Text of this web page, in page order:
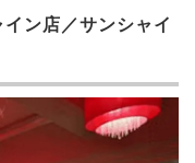
ン店／サンシャイ